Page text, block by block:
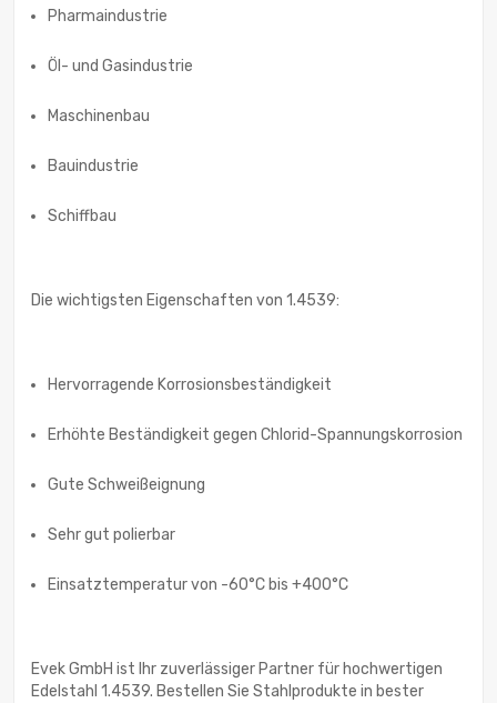
Pharmaindustrie
Öl- und Gasindustrie
Maschinenbau
Bauindustrie
Schiffbau
Die wichtigsten Eigenschaften von 1.4539:
Hervorragende Korrosionsbeständigkeit
Erhöhte Beständigkeit gegen Chlorid-Spannungskorrosion
Gute Schweißeignung
Sehr gut polierbar
Einsatztemperatur von -60°C bis +400°C
Evek GmbH ist Ihr zuverlässiger Partner für hochwertigen
Edelstahl 1.4539. Bestellen Sie Stahlprodukte in bester